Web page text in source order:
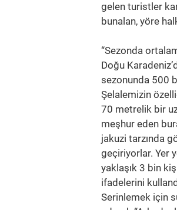
gelen turistler
bunalan, yöre
“Sezonda
Doğu
sezonunda 500
Şelalemizin
70 metrelik bir
meşhur eden
jakuzi tarzında
geçiriyorlar. Yer
yaklaşık 3 bin
ifadelerini
Serinlemek için